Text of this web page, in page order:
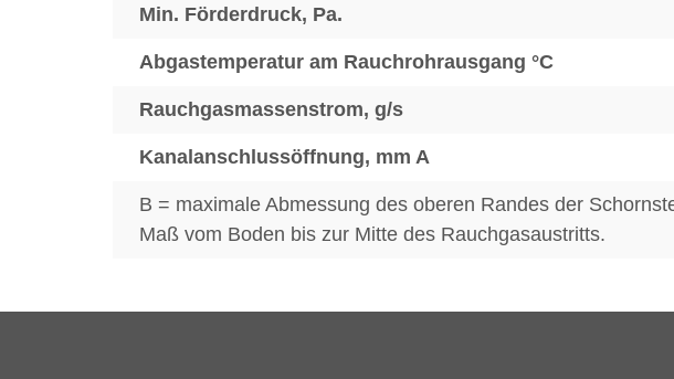
Min. Förderdruck, Pa.
Abgastemperatur am Rauchrohrausgang °C
Rauchgasmassenstrom, g/s
Kanalanschlussöffnung, mm A
B = maximale Abmessung des oberen Randes der
Maß vom Boden bis zur Mitte des Rauchgasaustritts.